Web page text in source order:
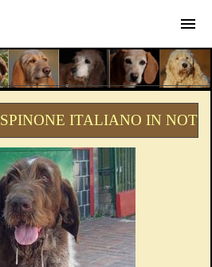
SPINONE ITALIANO IN NOT